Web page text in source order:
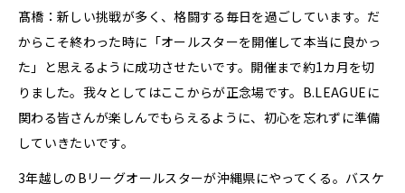
髙橋：新しい挑戦が多く、格闘する毎日を過ごしています。だ
からこそ終わった時に「オールスターを開催して本当に良かっ
た」と思えるように成功させたいです。開催まで約1カ月を切
りました。我々としてはここからが正念場です。B.LEAGUEに
関わる皆さんが楽しんでもらえるように、初心を忘れずに準備
していきたいです。
3年越しのBリーグオールスターが沖縄県にやってくる。バスケ